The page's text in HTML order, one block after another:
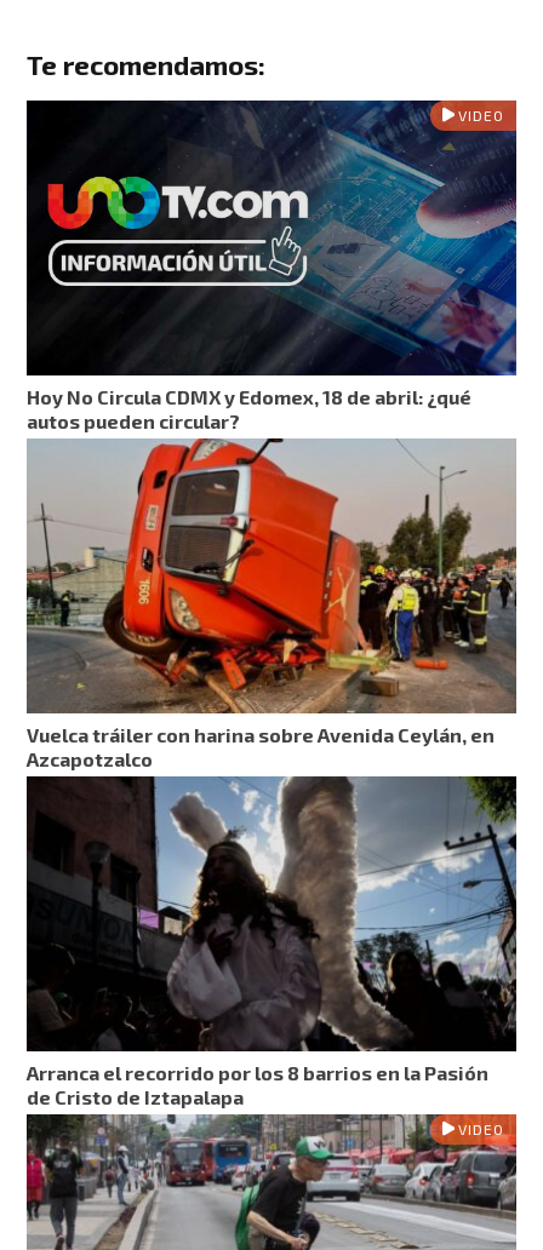
Te recomendamos:
VIDEO
Hoy No Circula CDMX y Edomex, 18 de abril: ¿qué
autos pueden circular?
Vuelca tráiler con harina sobre Avenida Ceylán, en
Azcapotzalco
Arranca el recorrido por los 8 barrios en la Pasión
de Cristo de Iztapalapa
VIDEO